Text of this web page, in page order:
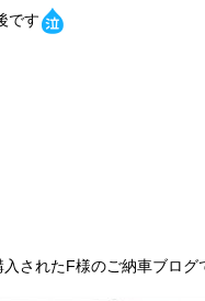
です
されたF様のご納車ブログ